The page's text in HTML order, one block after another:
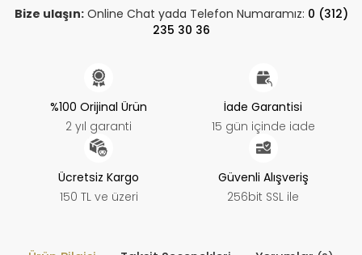
Bize ulaşın:Online Chat yada Telefon Numaramız: 0 (312)
235 30 36
%100 Orijinal Ürün
2 yıl garanti
İade Garantisi
15 gün içinde iade
Ücretsiz Kargo
150 TL ve üzeri
Güvenli Alışveriş
256bit SSL ile